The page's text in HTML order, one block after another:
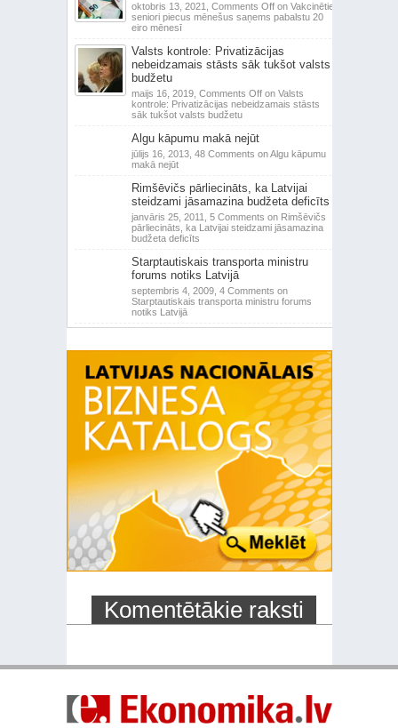
oktobris 13, 2021, Comments Offon Vakcinētie
seniori piecus mēnešus saņems pabalstu 20
eiro mēnesī
Valsts kontrole: Privatizācijas
nebeidzamais stāsts sāk tukšot valsts
budžetu
maijs 16, 2019, Comments Offon Valsts
kontrole: Privatizācijas nebeidzamais stāsts
sāk tukšot valsts budžetu
Algu kāpumu makā nejūt
jūlijs 16, 2013, 48 Comments on Algu kāpumu
makā nejūt
Rimšēvičs pārliecināts, ka Latvijai
steidzami jāsamazina budžeta deficīts
janvāris 25, 2011, 5 Comments on Rimšēvičs
pārliecināts, ka Latvijai steidzami jāsamazina
budžeta deficīts
Starptautiskais transporta ministru
forums notiks Latvijā
septembris 4, 2009, 4 Comments on
Starptautiskais transporta ministru forums
notiks Latvijā
Komentētākie raksti